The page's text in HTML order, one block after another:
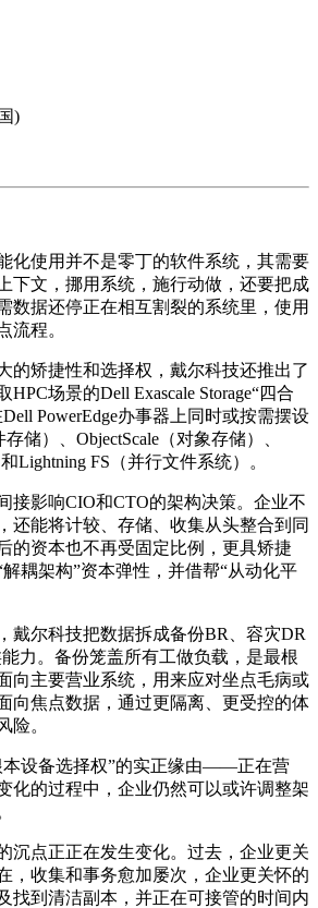
)
使用并不是零丁的软件系统，其需要
下文，挪用系统，施行动做，还要把成
数据还停正在相互割裂的系统里，使用
流程。
矫捷性和选择权，戴尔科技还推出了
场景的Dell Exascale Storage“四合
PowerEdge办事器上同时或按需摆设
储）、ObjectScale（对象存储）、
Lightning FS（并行文件系统）。
影响CIO和CTO的架构决策。企业不
还能将计较、存储、收集从头整合到同
的资本也不再受固定比例，更具矫捷
耦架构”资本弹性，并借帮“从动化平
尔科技把数据拆成备份BR、容灾DR
力。备份笼盖所有工做负载，是最根
向主要营业系统，用来应对坐点毛病或
向焦点数据，通过更隔离、更受控的体
险。
设备选择权”的实正缘由——正在营
化的过程中，企业仍然可以或许调整架
点正正在发生变化。过去，企业更关
，收集和事务愈加屡次，企业更关怀的
找到清洁副本，并正在可接管的时间内